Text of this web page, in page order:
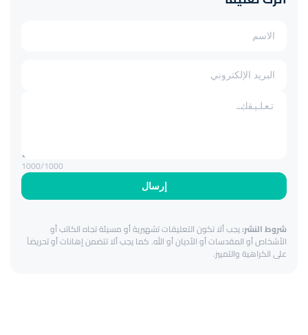
إرسال
1000/1000
شروط النشر:يجب ألا تكون التعليقات تشهيرية أو مسيئة تجاه الكاتب أو
الأشخاص أو المقدسات أو الأديان أو الله. كما يجب ألا تتضمن إهانات أو تحريضاً
على الكراهية والتمييز.